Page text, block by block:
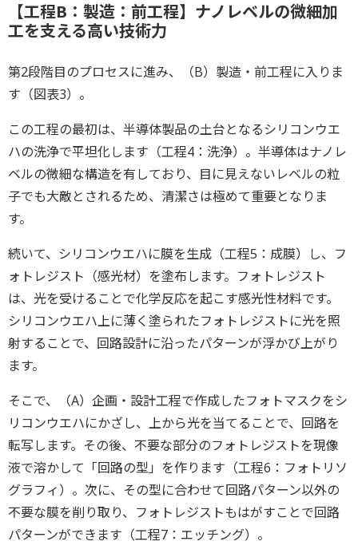
【工程B：製造：前工程】ナノレベルの微細加
工を支える高い技術力
第2段階目のプロセスに進み、（B）製造・前工程に入りま
す（図表3）。
この工程の最初は、半導体製品の土台となるシリコンウエ
ハの洗浄で平坦化します（工程4：洗浄）。半導体はナノレ
ベルの微細な構造を有しており、目に見えないレベルの粒
子でも大敵とされるため、清潔さは極めて重要となりま
す。
続いて、シリコンウエハに膜を生成（工程5：成膜）し、フ
ォトレジスト（感光材）を塗布します。フォトレジスト
は、光を受けることで化学反応を起こす感光性材料です。
シリコンウエハ上に薄く塗られたフォトレジストに光を照
射することで、回路設計に沿ったパターンが浮かび上がり
ます。
そこで、（A）企画・設計工程で作成したフォトマスクをシ
リコンウエハにかざし、上から光を当てることで、回路を
転写します。その後、不要な部分のフォトレジストを現像
液で溶かして「回路の型」を作ります（工程6：フォトリソ
グラフィ）。次に、その型に合わせて回路パターン以外の
不要な膜を削り取り、フォトレジストもはがすことで回路
パターンができます（工程7：エッチング）。